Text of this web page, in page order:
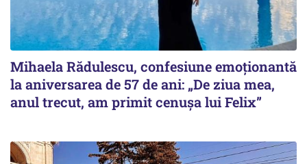
Mihaela Rădulescu, confesiune emoționantă
la aniversarea de 57 de ani: „De ziua mea,
anul trecut, am primit cenușa lui Felix”